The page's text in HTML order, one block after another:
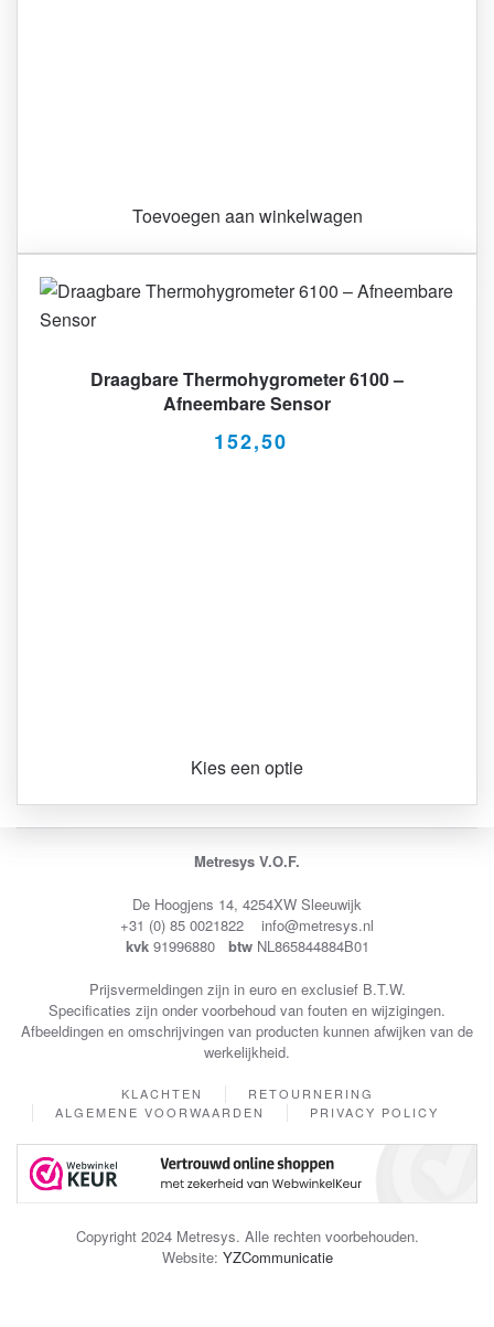
Toevoegen aan winkelwagen
Draagbare Thermohygrometer 6100 –
Afneembare Sensor
152,50
Kies een optie
Metresys V.O.F.
De Hoogjens 14, 4254XW Sleeuwijk
+31 (0) 85 0021822 info@metresys.nl
kvk 91996880 btw NL865844884B01
Prijsvermeldingen zijn in euro en exclusief B.T.W.
Specificaties zijn onder voorbehoud van fouten en wijzigingen.
Afbeeldingen en omschrijvingen van producten kunnen afwijken van de
werkelijkheid.
KLACHTEN
RETOURNERING
ALGEMENE VOORWAARDEN
PRIVACY POLICY
Copyright 2024 Metresys. Alle rechten voorbehouden.
Website: YZCommunicatie